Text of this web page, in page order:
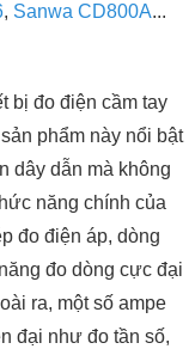
, Sanwa CD800A...
bị đo điện cầm tay
phẩm này nổi bật
dây dẫn mà không
năng chính của
đo điện áp, dòng
đo dòng cực đại
ra, một số ampe
đại như đo tần số,